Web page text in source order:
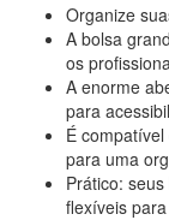
Organize
A bolsa
os
A enorme
para
É
para uma
Prático:
flexíveis